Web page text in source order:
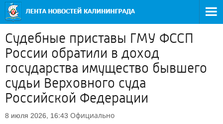
Судебные приставы ГМУ ФССП
России обратили в доход
государства имущество бывшего
судьи Верховного суда
Российской Федерации
8 июля 2026, 16:43 Официально